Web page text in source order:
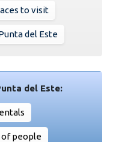
to visit
del Este
del Este:
people